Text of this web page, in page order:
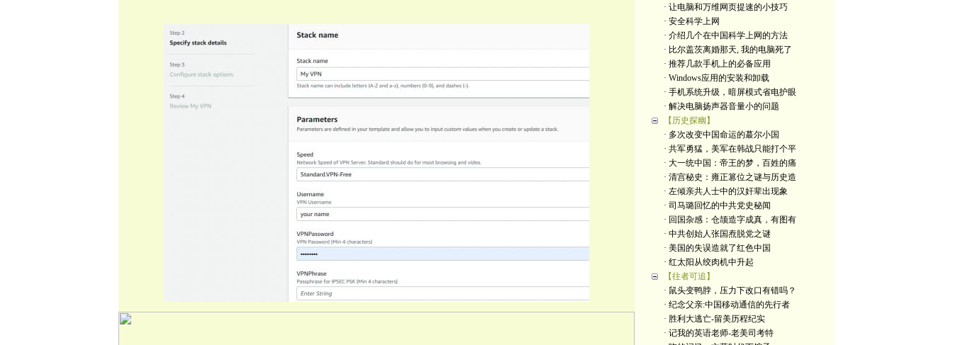
· 让电脑和万维网页提速的小技巧
· 安全科学上网
· 介绍几个在中国科学上网的方法
· 比尔盖茨离婚那天, 我的电脑死了
· 推荐几款手机上的必备应用
· Windows应用的安装和卸载
· 手机系统升级，暗屏模式省电护眼
· 解决电脑扬声器音量小的问题
【历史探幽】
· 多次改变中国命运的蕞尔小国
· 共军勇猛，美军在韩战只能打个平
· 大一统中国：帝王的梦，百姓的痛
· 清宫秘史：雍正篡位之谜与历史造
· 左倾亲共人士中的汉奸辈出现象
· 司马璐回忆的中共党史秘闻
· 回国杂感：仓颉造字成真，有图有
· 中共创始人张国焘脱党之谜
· 美国的失误造就了红色中国
· 红太阳从绞肉机中升起
【往者可追】
· 鼠头变鸭脖，压力下改口有错吗？
· 纪念父亲:中国移动通信的先行者
· 胜利大逃亡-留美历程纪实
· 记我的英语老师-老美司考特